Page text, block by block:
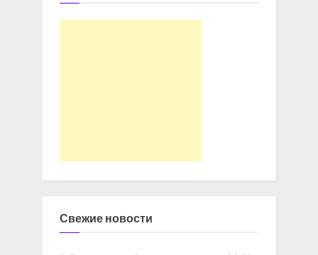
Свежие новости